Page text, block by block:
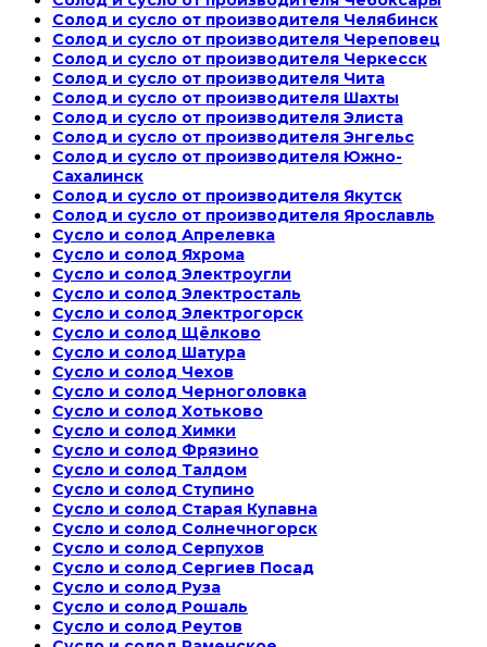
Солод и сусло от производителя Челябинск
Солод и сусло от производителя Череповец
Солод и сусло от производителя Черкесск
Солод и сусло от производителя Чита
Солод и сусло от производителя Шахты
Солод и сусло от производителя Элиста
Солод и сусло от производителя Энгельс
Солод и сусло от производителя Южно-
Сахалинск
Солод и сусло от производителя Якутск
Солод и сусло от производителя Ярославль
Сусло и солод Апрелевка
Сусло и солод Яхрома
Сусло и солод Электроугли
Сусло и солод Электросталь
Сусло и солод Электрогорск
Сусло и солод Щёлково
Сусло и солод Шатура
Сусло и солод Чехов
Сусло и солод Черноголовка
Сусло и солод Хотьково
Сусло и солод Химки
Сусло и солод Фрязино
Сусло и солод Талдом
Сусло и солод Ступино
Сусло и солод Старая Купавна
Сусло и солод Солнечногорск
Сусло и солод Серпухов
Сусло и солод Сергиев Посад
Сусло и солод Руза
Сусло и солод Рошаль
Сусло и солод Реутов